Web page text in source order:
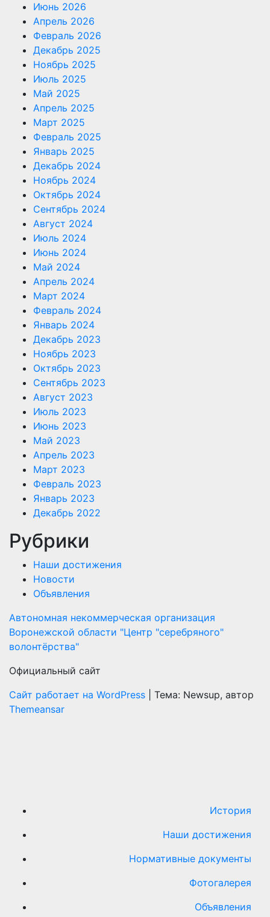
Июнь 2026
Апрель 2026
Февраль 2026
Декабрь 2025
Ноябрь 2025
Июль 2025
Май 2025
Апрель 2025
Март 2025
Февраль 2025
Январь 2025
Декабрь 2024
Ноябрь 2024
Октябрь 2024
Сентябрь 2024
Август 2024
Июль 2024
Июнь 2024
Май 2024
Апрель 2024
Март 2024
Февраль 2024
Январь 2024
Декабрь 2023
Ноябрь 2023
Октябрь 2023
Сентябрь 2023
Август 2023
Июль 2023
Июнь 2023
Май 2023
Апрель 2023
Март 2023
Февраль 2023
Январь 2023
Декабрь 2022
Рубрики
Наши достижения
Новости
Объявления
Автономная некоммерческая организация
Воронежской области "Центр "cеребряного"
волонтёрства"
Официальный сайт
Сайт работает на WordPress
Тема: Newsup, автор
Themeansar
История
Наши достижения
Нормативные документы
Фотогалерея
Объявления